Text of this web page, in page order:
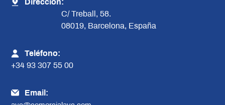
C/ Treball, 58.
08019, Barcelona, España
Teléfono:
+34 93 307 55 00
Email: